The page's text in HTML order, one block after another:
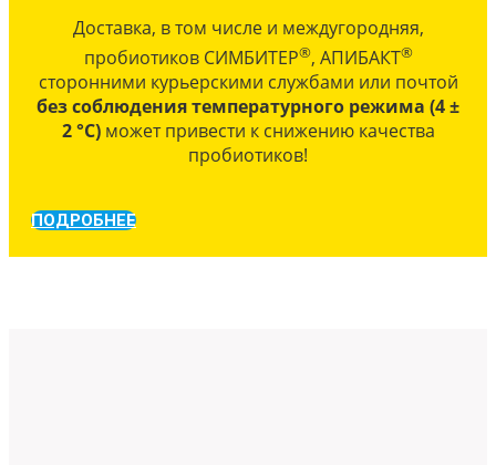
Доставка, в том числе и междугородняя,
пробиотиков СИМБИТЕР®, АПИБАКТ®
сторонними курьерскими службами или почтой
без соблюдения температурного режима (4 ±
2 °С)может привести к снижению качества
пробиотиков!
ПОДРОБНЕЕ